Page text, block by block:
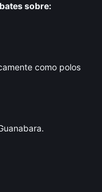
sobre:
como polos